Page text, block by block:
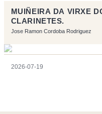
MUIÑEIRA DA VIRXE
CLARINETES.
Jose Ramon Cordoba Rodriguez
2026-07-19